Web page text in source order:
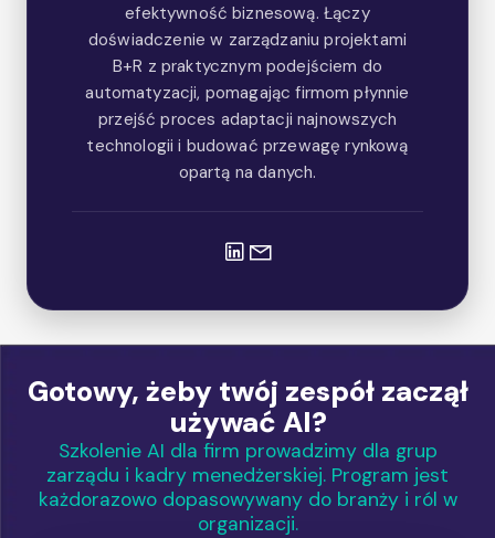
efektywność biznesową. Łączy
doświadczenie w zarządzaniu projektami
B+R z praktycznym podejściem do
automatyzacji, pomagając firmom płynnie
przejść proces adaptacji najnowszych
technologii i budować przewagę rynkową
opartą na danych.
Gotowy, żeby twój zespół zaczął
używać AI?
Szkolenie AI dla firm prowadzimy dla grup
zarządu i kadry menedżerskiej. Program jest
każdorazowo dopasowywany do branży i ról w
organizacji.